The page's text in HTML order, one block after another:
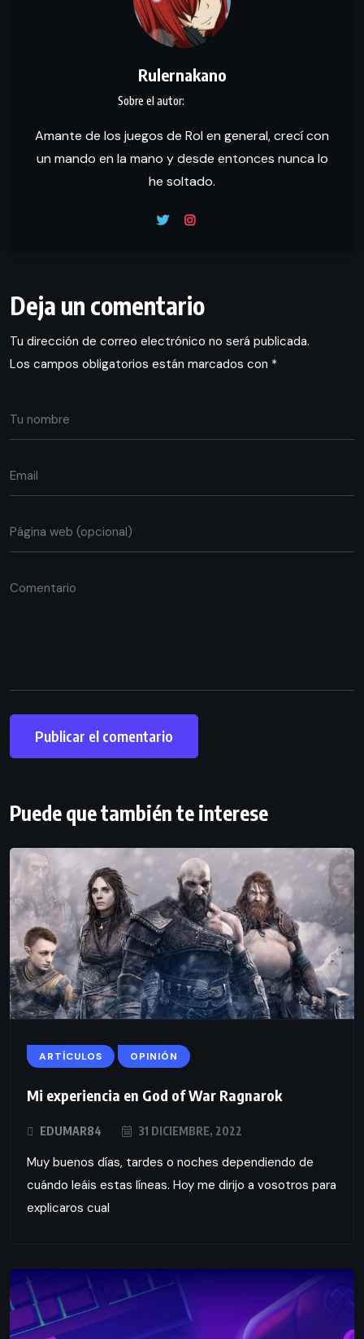
Rulernakano
Amante de los juegos de Rol en general, crecí con
un mando en la mano y desde entonces nunca lo
he soltado.
Deja un comentario
Tu dirección de correo electrónico no será publicada.
Los campos obligatorios están marcados con *
Puede que también te interese
ARTÍCULOS OPINIÓN
Mi experiencia en God of War Ragnarok
EDUMAR84 31 DICIEMBRE, 2022
Muy buenos días, tardes o noches dependiendo de
cuándo leáis estas líneas. Hoy me dirijo a vosotros para
explicaros cual